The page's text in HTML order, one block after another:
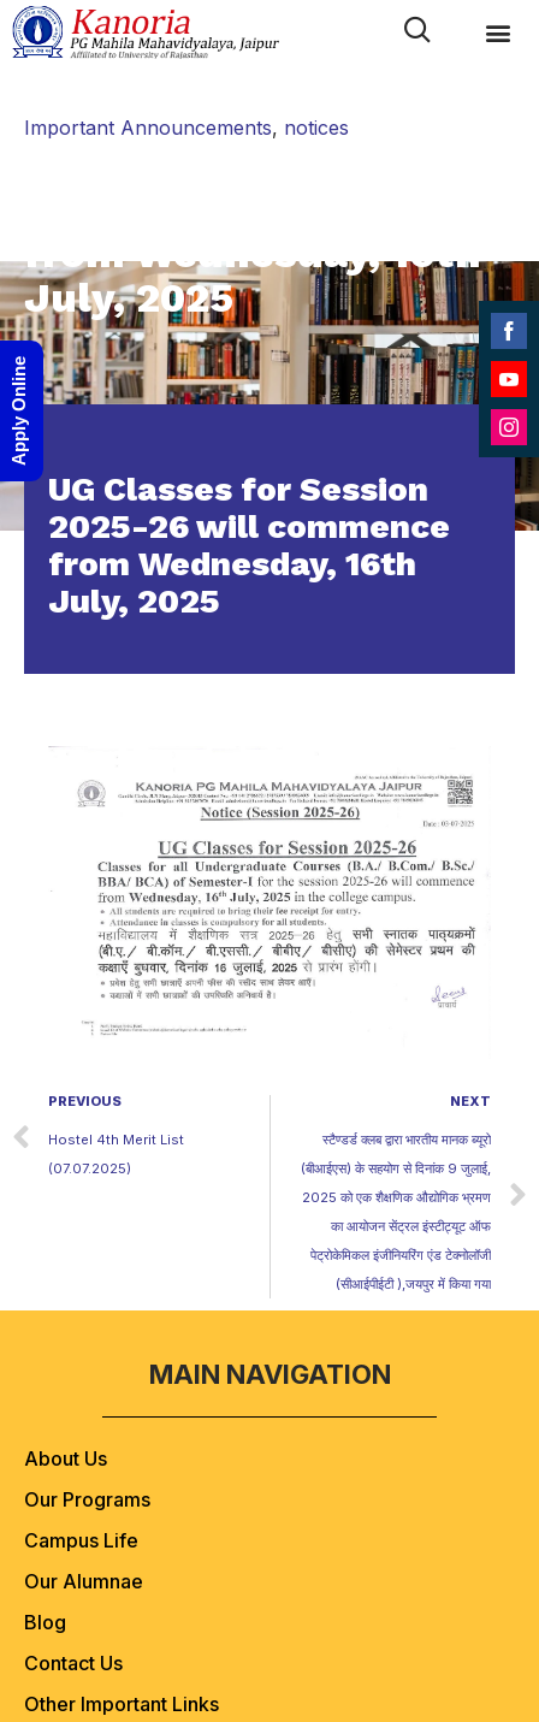
from Wednesday, 16th
July, 2025
Category
Important Announcements, notices
UG Classes for Session
2025-26 will commence
from Wednesday, 16th
July, 2025
PREVIOUS
Hostel 4th Merit List
(07.07.2025)
NEXT
स्टैण्डर्ड क्लब द्वारा भारतीय मानक ब्यूरो
(बीआईएस) के सहयोग से दिनांक 9 जुलाई,
2025 को एक शैक्षणिक औद्योगिक भ्रमण
का आयोजन सेंट्रल इंस्टीट्यूट ऑफ
पेट्रोकेमिकल इंजीनियरिंग एंड टेक्नोलॉजी
(सीआईपीईटी ),जयपुर में किया गया
MAIN NAVIGATION
About Us
Our Programs
Campus Life
Our Alumnae
Blog
Contact Us
Other Important Links
on
on
Apply Online